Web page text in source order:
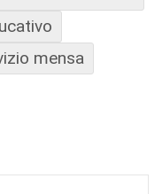
mensa